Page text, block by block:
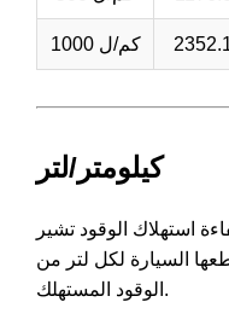
1000 كم/ل
كيلومتر/لتر
استهلاك الوقود تشير
السيارة لكل لتر من
الوقود المستهلك.